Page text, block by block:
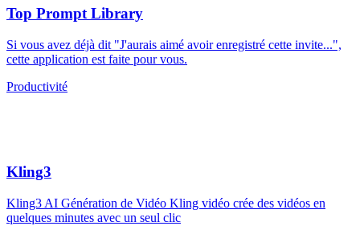
Top Prompt Library
Si vous avez déjà dit "J'aurais aimé avoir enregistré cette invite...",
cette application est faite pour vous.
Productivité
Kling3
Kling3 AI Génération de Vidéo Kling vidéo crée des vidéos en
quelques minutes avec un seul clic